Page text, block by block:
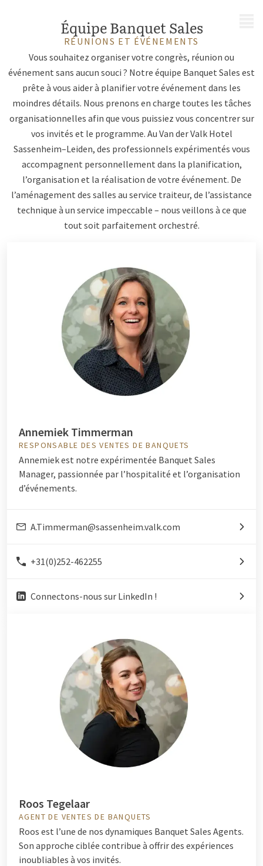
Équipe Banquet Sales
RÉUNIONS ET ÉVÉNEMENTS
Vous souhaitez organiser votre congrès, réunion ou
événement sans aucun souci ? Notre équipe Banquet Sales est
prête à vous aider à planifier votre événement dans les
moindres détails. Nous prenons en charge toutes les tâches
organisationnelles afin que vous puissiez vous concentrer sur
vos invités et le programme. Au Van der Valk Hotel
Sassenheim–Leiden, des professionnels expérimentés vous
accompagnent personnellement dans la planification,
l’organisation et la réalisation de votre événement. De
l’aménagement des salles au service traiteur, de l’assistance
technique à un service impeccable – nous veillons à ce que
tout soit parfaitement orchestré.
Annemiek Timmerman
RESPONSABLE DES VENTES DE BANQUETS
Annemiek est notre expérimentée Banquet Sales
Manager, passionnée par l’hospitalité et l’organisation
d’événements.
A.Timmerman@sassenheim.valk.com
+31(0)252-462255
Connectons-nous sur LinkedIn !
Roos Tegelaar
AGENT DE VENTES DE BANQUETS
Roos est l’une de nos dynamiques Banquet Sales Agents.
Son approche ciblée contribue à offrir des expériences
inoubliables à vos invités.